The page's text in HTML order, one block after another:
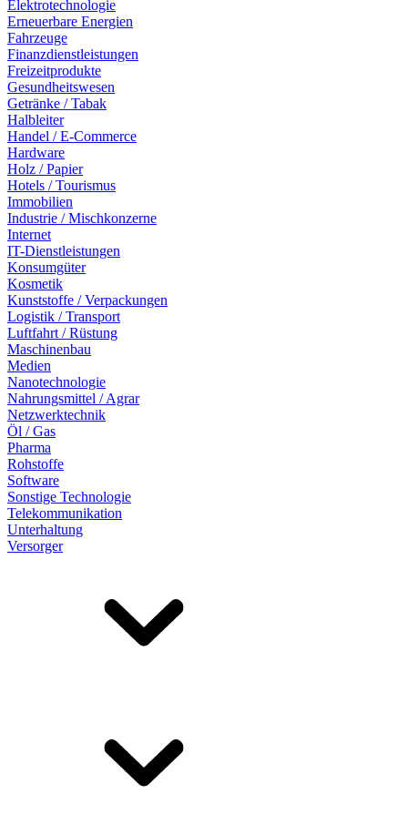
Elektrotechnologie
Erneuerbare Energien
Fahrzeuge
Finanzdienstleistungen
Freizeitprodukte
Gesundheitswesen
Getränke / Tabak
Halbleiter
Handel / E-Commerce
Hardware
Holz / Papier
Hotels / Tourismus
Immobilien
Industrie / Mischkonzerne
Internet
IT-Dienstleistungen
Konsumgüter
Kosmetik
Kunststoffe / Verpackungen
Logistik / Transport
Luftfahrt / Rüstung
Maschinenbau
Medien
Nanotechnologie
Nahrungsmittel / Agrar
Netzwerktechnik
Öl / Gas
Pharma
Rohstoffe
Software
Sonstige Technologie
Telekommunikation
Unterhaltung
Versorger